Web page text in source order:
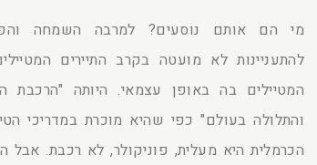
מי הם אותם נוסעים? למרבה השמחה
להתעניינות לא מועטה בקרב התיירים
המטיילים בה באופן עצמאי. היותה "הרכבת
והתלולה בעולם" כפי שהיא מוכרת במדריכי
הכרמלית היא מעלית, פוניקולר, לא רכבת. אבל